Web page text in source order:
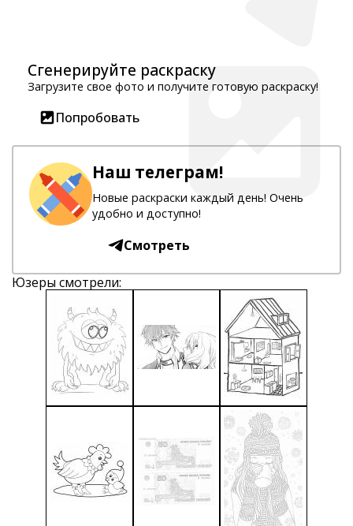
Сгенерируйте раскраску
Загрузите свое фото и получите готовую раскраску!
Попробовать
Наш телеграм!
Новые раскраски каждый день! Очень
удобно и доступно!
Смотреть
Юзеры смотрели: